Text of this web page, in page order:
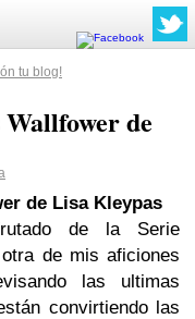
tu blog!
de
de Lisa Kleypas
de la Serie
de mis aficiones
las ultimas
convirtiendo las